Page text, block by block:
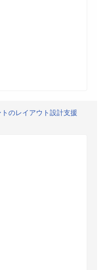
のレイアウト設計支援